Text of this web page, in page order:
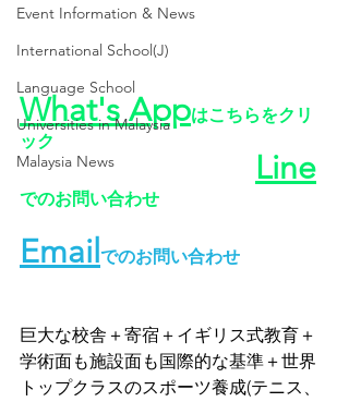
Event Information & News
International School(J)
Language School
Universities in Malaysia
Malaysia News
What's Appはこちらをクリ
ック
Line
でのお問い合わせ
Email でのお問い合わせ
巨大な校舎＋寄宿＋イギリス式教育＋
学術面も施設面も国際的な基準＋世界
トップクラスのスポーツ養成(テニス、